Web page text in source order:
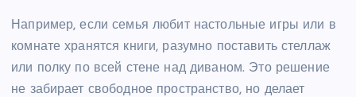
Например, если семья любит настольные игры или в
комнате хранятся книги, разумно поставить стеллаж
или полку по всей стене над диваном. Это решение
не забирает свободное пространство, но делает